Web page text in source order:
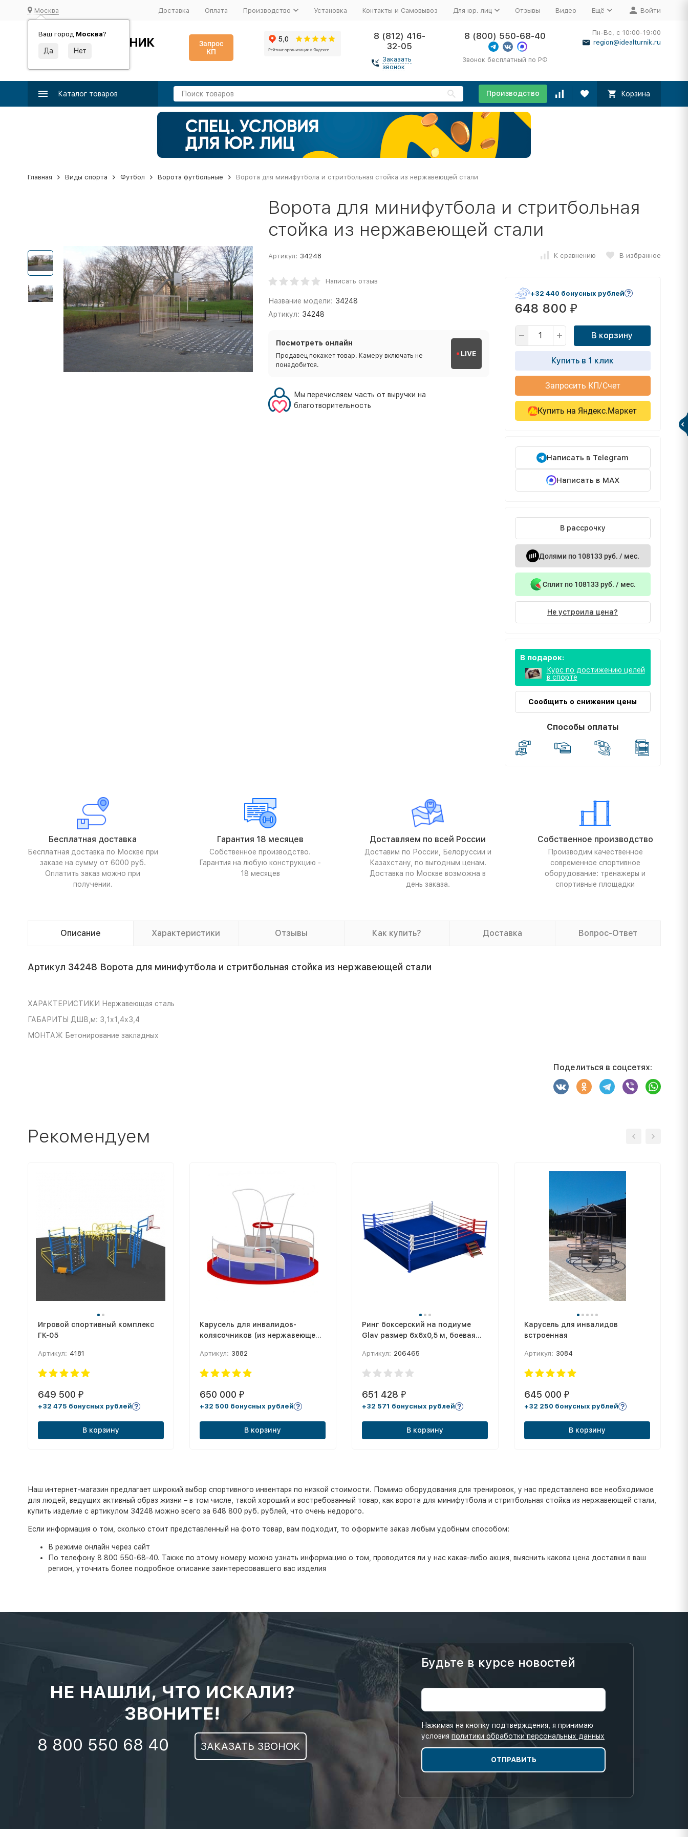
Москва
Ваш город Москва?
Доставка Оплата Производство Установка Контакты и Самовывоз Для юр. лиц Отзывы Видео Ещё Войти
ИДЕАЛЬНЫЙ ТУРНИК
Производство и поставка спортивного оборудования
Запрос
КП
8 (812) 416-
32-05
Заказать
звонок
8 (800) 550-68-40
Звонок бесплатный по РФ
Пн-Вс, с 10:00-19:00
region@idealturnik.ru
Каталог товаров Производство Корзина
Главная Виды спорта Футбол Ворота футбольные Ворота для минифутбола и стритбольная стойка из нержавеющей стали
Ворота для минифутбола и стритбольная
стойка из нержавеющей стали
Артикул: 34248 К сравнению В избранное
Написать отзыв
Название модели: 34248
Артикул: 34248
Посмотреть онлайн
Продавец покажет товар. Камеру включать не
понадобится.
LIVE
Мы перечисляем часть от выручки на
благотворительность
+32 440 бонусных рублей
648 800 ₽
В корзину
Купить в 1 клик
Запросить КП/Счет
Купить на Яндекс.Маркет
Написать в Telegram
Написать в MAX
В рассрочку
Долями по 108133 руб. / мес.
Сплит по 108133 руб. / мес.
Не устроила цена?
В подарок:
Курс по достижению целей
в спорте
Сообщить о снижении цены
Способы оплаты
Бесплатная доставка
Бесплатная доставка по Москве при
заказе на сумму от 6000 руб.
Оплатить заказ можно при
получении.
Гарантия 18 месяцев
Собственное производство.
Гарантия на любую конструкцию -
18 месяцев
Доставляем по всей России
Доставим по России, Белоруссии и
Казахстану, по выгодным ценам.
Доставка по Москве возможна в
день заказа.
Собственное производство
Производим качественное
современное спортивное
оборудование: тренажеры и
спортивные площадки
Описание Характеристики Отзывы Как купить? Доставка Вопрос-Ответ
Артикул 34248 Ворота для минифутбола и стритбольная стойка из нержавеющей стали
ХАРАКТЕРИСТИКИ Нержавеющая сталь
ГАБАРИТЫ ДШВ,м: 3,1х1,4х3,4
МОНТАЖ Бетонирование закладных
Поделиться в соцсетях:
Рекомендуем
Игровой спортивный комплекс
ГК-05
Артикул: 4181
649 500 ₽
+32 475 бонусных рублей
В корзину
Карусель для инвалидов-
колясочников (из нержавеющей
Артикул: 3882
650 000₽
+32 500 бонусных рублей
В корзину
Ринг боксерский на подиуме
Glav размер 6х6х0,5 м, боевая
Артикул: 206465
651 428 ₽
+32 571 бонусных рублей
В корзину
Карусель для инвалидов
встроенная
Артикул: 3084
645 000 ₽
+32 250 бонусных рублей
В корзину
Наш интернет-магазин предлагает широкий выбор спортивного инвентаря по низкой стоимости. Помимо оборудования для тренировок, у нас представлено все необходимое
для людей, ведущих активный образ жизни – в том числе, такой хороший и востребованный товар, как ворота для минифутбола и стритбольная стойка из нержавеющей стали,
купить изделие с артикулом 34248 можно всего за 648 800 руб. рублей, что очень недорого.
Если информация о том, сколько стоит представленный на фото товар, вам подходит, то оформите заказ любым удобным способом:
В режиме онлайн через сайт
По телефону 8 800 550-68-40. Также по этому номеру можно узнать информацию о том, проводится ли у нас какая-либо акция, выяснить какова цена доставки в ваш
регион, уточнить более подробное описание заинтересовавшего вас изделия
НЕ НАШЛИ, ЧТО ИСКАЛИ?
ЗВОНИТЕ!
8 800 550 68 40 ЗАКАЗАТЬ ЗВОНОК
Будьте в курсе новостей
Нажимая на кнопку подтверждения, я принимаю
условия политики обработки персональных данных